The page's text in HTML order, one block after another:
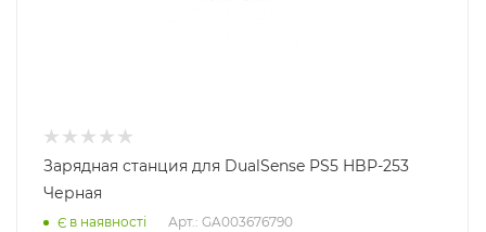
Зарядная станция для DualSense PS5 HBP-253
Черная
Є в наявності Арт.: GA003676790